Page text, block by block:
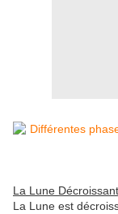
La Lune
La Lune est